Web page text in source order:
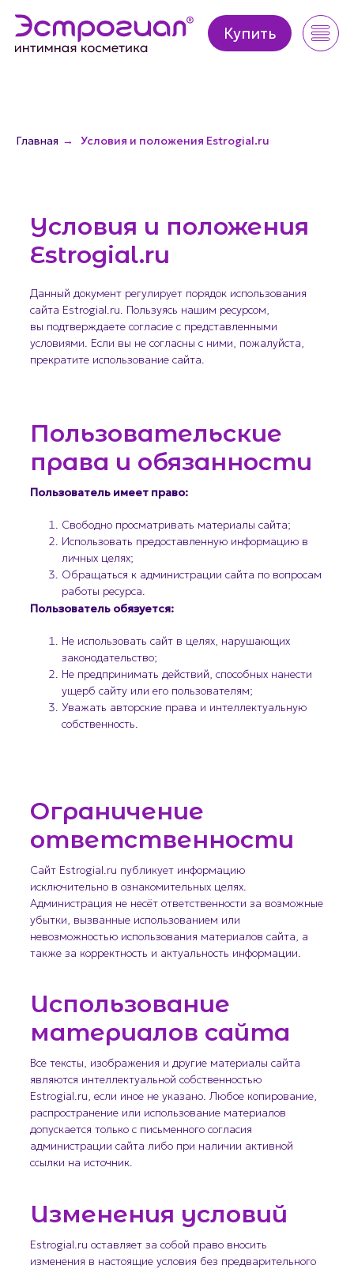
Купить
Купить
Главная → Условия и положения Estrogial.ru
Данный документ регулирует порядок использования
сайта Estrogial.ru. Пользуясь нашим ресурсом,
вы подтверждаете согласие с представленными
условиями. Если вы не согласны с ними, пожалуйста,
прекратите использование сайта.
Условия и положения
Estrogial.ru
Пользовательские
права и обязанности
Не использовать сайт в целях, нарушающих
законодательство;
Не предпринимать действий, способных нанести
ущерб сайту или его пользователям;
Уважать авторские права и интеллектуальную
собственность.
Пользователь обязуется:
Свободно просматривать материалы сайта;
Использовать предоставленную информацию в
личных целях;
Обращаться к администрации сайта по вопросам
работы ресурса.
Пользователь имеет право:
Сайт Estrogial.ru публикует информацию
исключительно в ознакомительных целях.
Администрация не несёт ответственности за возможные
убытки, вызванные использованием или
невозможностью использования материалов сайта, а
также за корректность и актуальность информации.
Ограничение
ответственности
Все тексты, изображения и другие материалы сайта
являются интеллектуальной собственностью
Estrogial.ru, если иное не указано. Любое копирование,
распространение или использование материалов
допускается только с письменного согласия
администрации сайта либо при наличии активной
ссылки на источник.
Использование
материалов сайта
Estrogial.ru оставляет за собой право вносить
изменения в настоящие условия без предварительного
Изменения условий